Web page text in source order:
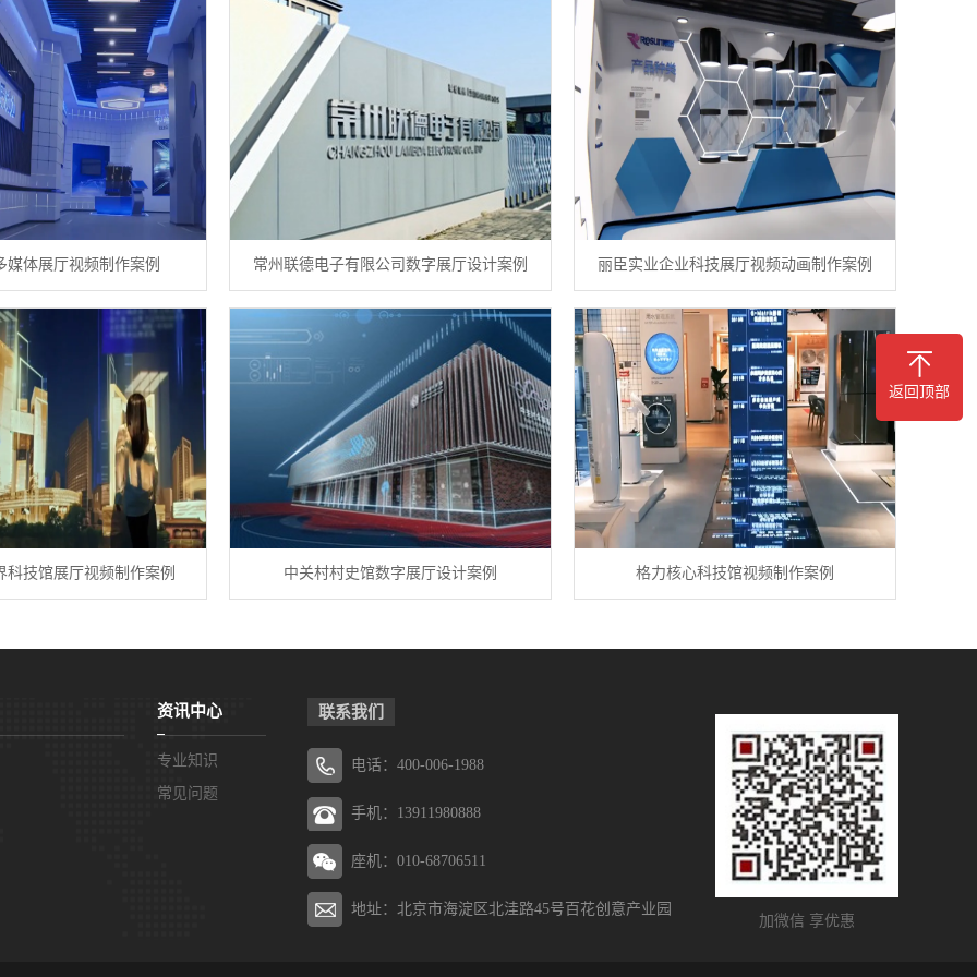
媒体展厅视频制作案例 常州联德电子有限公司数字展厅设计案例 丽臣实业企业科技展厅视频动画制作案例
科技馆展厅视频制作案例 中关村村史馆数字展厅设计案例 格力核心科技馆视频制作案例
资讯中心
专业知识
常见问题
加微信 享优惠
联系我们
电话：400-006-1988
手机：13911980888
座机：010-68706511
地址：北京市海淀区北洼路45号百花创意产业园
返回顶部